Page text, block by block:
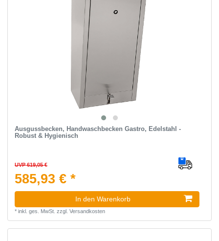
Ausgussbecken, Handwaschbecken Gastro, Edelstahl -
Robust & Hygienisch
UVP 619,05 €
585,93 € *
In den Warenkorb
* inkl. ges. MwSt. zzgl. Versandkosten